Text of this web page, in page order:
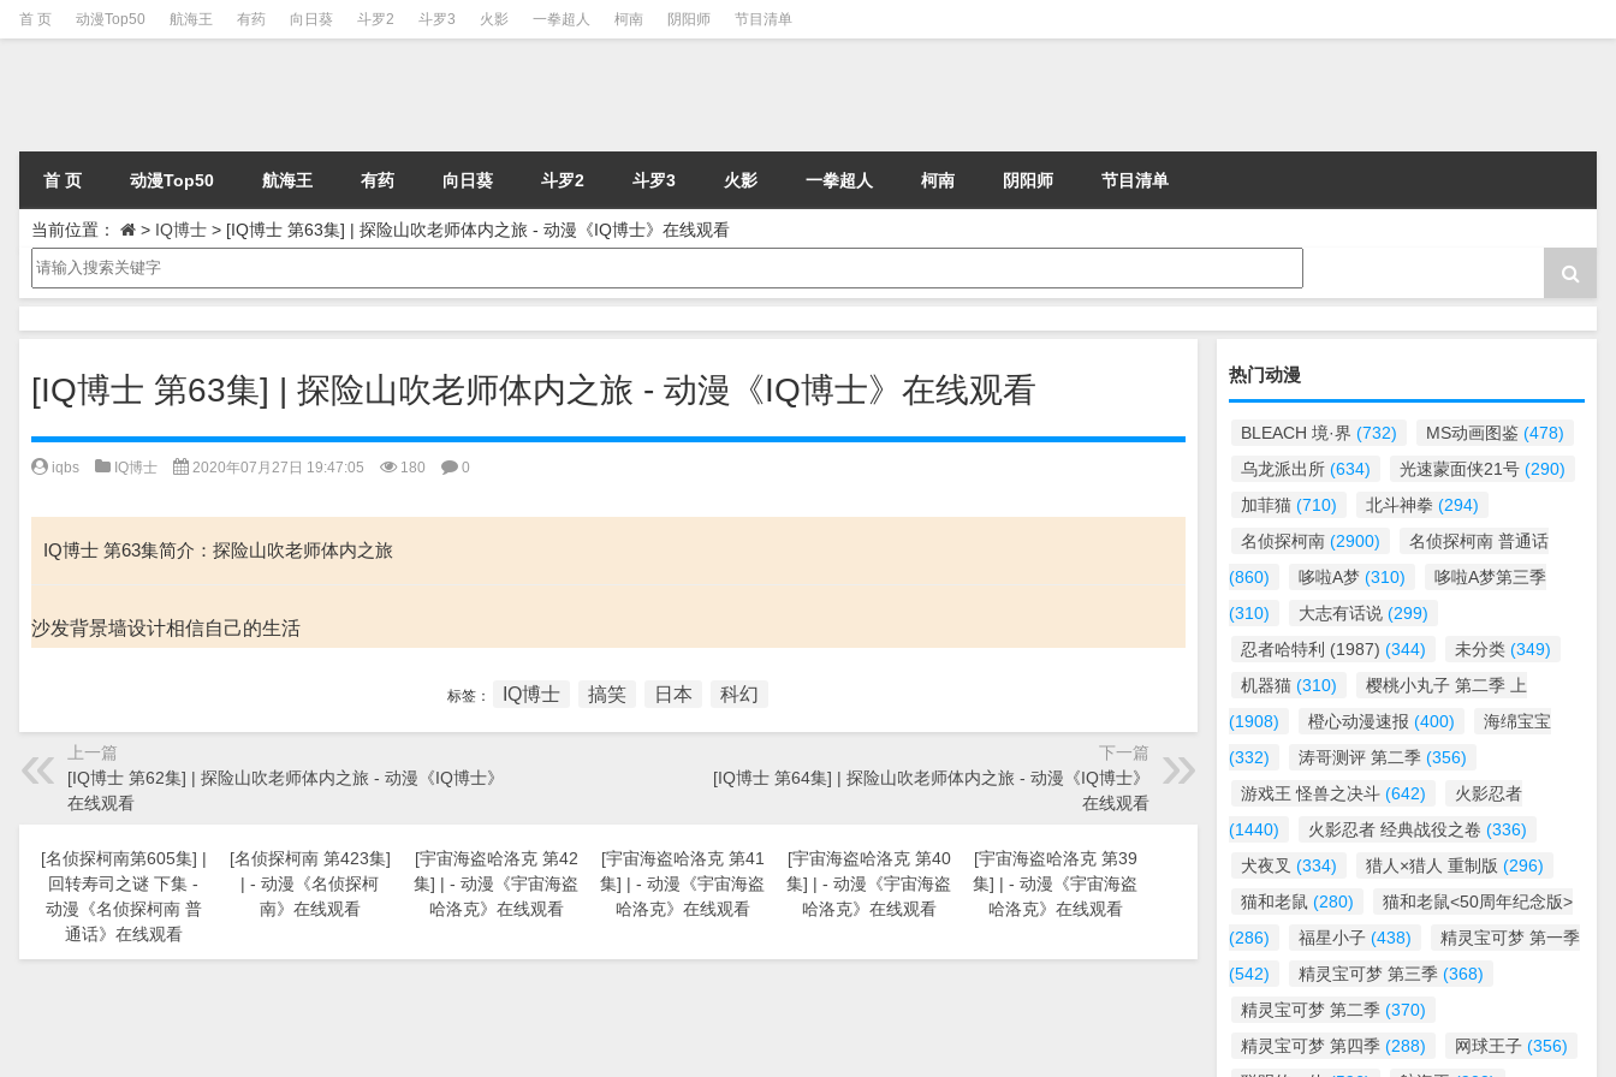
首 页 动漫Top50 航海王 有药 向日葵 斗罗2 斗罗3 火影 一拳超人 柯南 阴阳师 节目清单
首 页 动漫Top50 航海王 有药 向日葵 斗罗2 斗罗3 火影 一拳超人 柯南 阴阳师 节目清单
当前位置： > IQ博士 > [IQ博士 第63集] | 探险山吹老师体内之旅 - 动漫《IQ博士》在线观看
[IQ博士 第63集] | 探险山吹老师体内之旅 - 动漫《IQ博士》在线观看
iqbs IQ博士 2020年07月27日 19:47:05 180 0
IQ博士 第63集简介：探险山吹老师体内之旅
沙发背景墙设计相信自己的生活
标签： IQ博士 搞笑 日本 科幻
上一篇
[IQ博士 第62集] | 探险山吹老师体内之旅 - 动漫《IQ博士》
在线观看
下一篇
[IQ博士 第64集] | 探险山吹老师体内之旅 - 动漫《IQ博士》
在线观看
[名侦探柯南第605集] |
回转寿司之谜 下集 -
动漫《名侦探柯南 普
通话》在线观看
[名侦探柯南 第423集]
| - 动漫《名侦探柯
南》在线观看
[宇宙海盗哈洛克 第42
集] | - 动漫《宇宙海盗
哈洛克》在线观看
[宇宙海盗哈洛克 第41
集] | - 动漫《宇宙海盗
哈洛克》在线观看
[宇宙海盗哈洛克 第40
集] | - 动漫《宇宙海盗
哈洛克》在线观看
[宇宙海盗哈洛克 第39
集] | - 动漫《宇宙海盗
哈洛克》在线观看
热门动漫
BLEACH 境·界 (732) MS动画图鉴 (478)
乌龙派出所 (634) 光速蒙面侠21号 (290)
加菲猫 (710) 北斗神拳 (294)
名侦探柯南 (2900)
名侦探柯南 普通话
(860)
哆啦A梦 (310)
哆啦A梦第三季
(310)
大志有话说 (299)
忍者哈特利 (1987) (344) 未分类 (349)
机器猫 (310)
樱桃小丸子 第二季 上
(1908)
橙心动漫速报 (400)
海绵宝宝
(332)
涛哥测评 第二季 (356)
游戏王 怪兽之决斗 (642)
火影忍者
(1440)
火影忍者 经典战役之卷 (336)
犬夜叉 (334) 猎人×猎人 重制版 (296)
猫和老鼠 (280)
猫和老鼠<50周年纪念版>
(286)
福星小子 (438)
精灵宝可梦 第一季
(542)
精灵宝可梦 第三季 (368)
精灵宝可梦 第二季 (370)
精灵宝可梦 第四季 (288) 网球王子 (356)